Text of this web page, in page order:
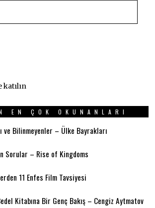
katılın
EN ÇOK OKUNANLARI
ve Bilinmeyenler – Ülke Bayrakları
Sorular – Rise of Kingdoms
11 Enfes Film Tavsiyesi
Kitabına Bir Genç Bakış – Cengiz Aytmatov